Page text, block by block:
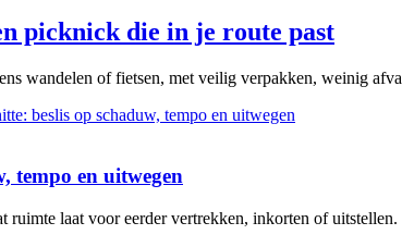
picknick die in je route past
wandelen of fietsen, met veilig verpakken, weinig
tempo en uitwegen
ruimte laat voor eerder vertrekken, inkorten of uitstellen.